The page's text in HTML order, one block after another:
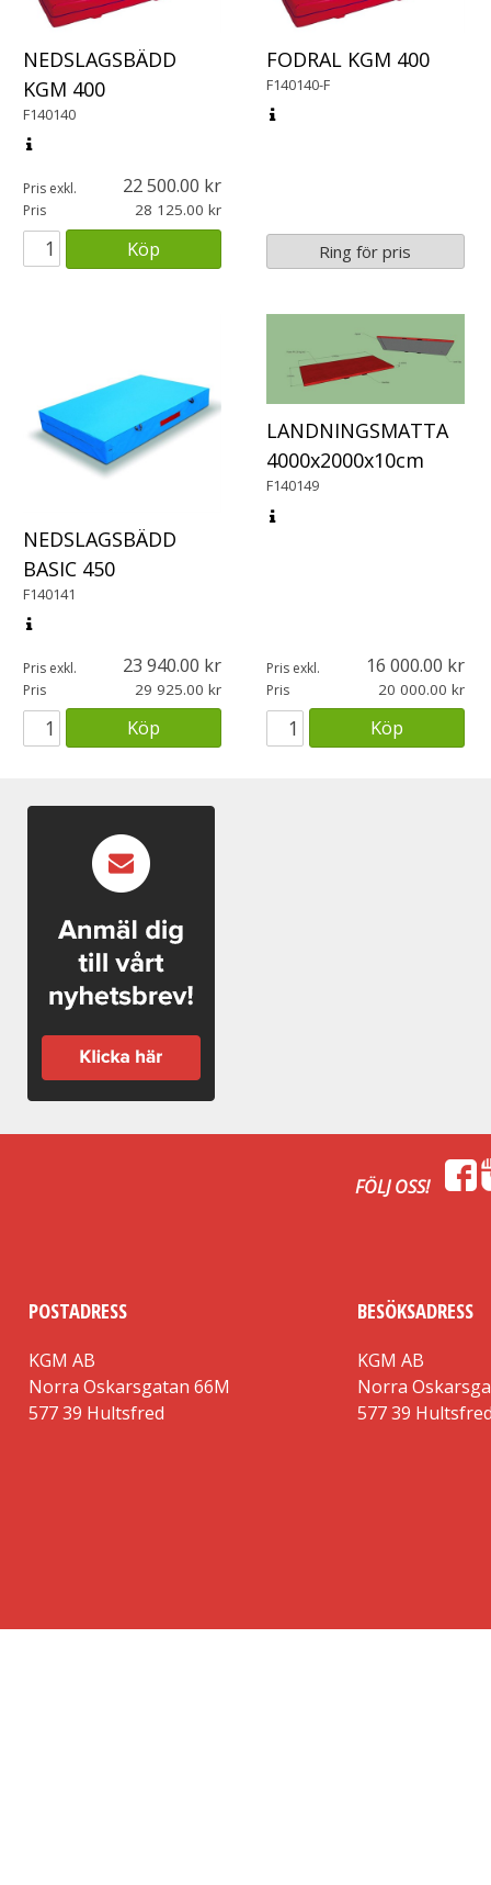
NEDSLAGSBÄDD
KGM 400
F140140
Pris exkl. 22 500.00
Pris 28 125.00
Köp
FODRAL KGM 400
F140140-F
Ring för pris
NEDSLAGSBÄDD
BASIC 450
F140141
Pris exkl. 23 940.00
Pris 29 925.00
Köp
LANDNINGSMATTA
4000x2000x10cm
F140149
Pris exkl. 16 000.00
Pris 20 000.00
Köp
FÖLJ OSS!
POSTADRESS
KGM AB
Norra Oskarsgatan 66M
577 39 Hultsfred
BESÖKSADRESS
KGM AB
Norra
577 39